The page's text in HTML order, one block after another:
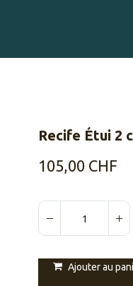
Recife Étui 2
105,00 CHF
Ajouter au